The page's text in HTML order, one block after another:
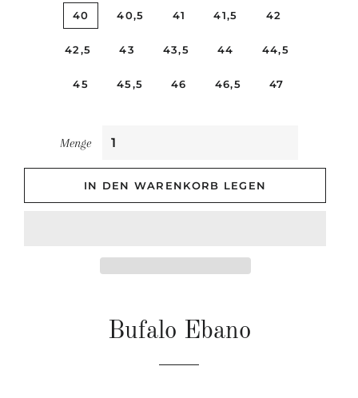
40 40,5 41 41,5 42
42,5 43 43,5 44 44,5
45 45,5 46 46,5 47
Menge
IN DEN WARENKORB LEGEN
Bufalo Ebano